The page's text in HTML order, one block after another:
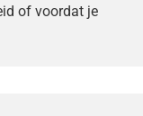
of voordat je